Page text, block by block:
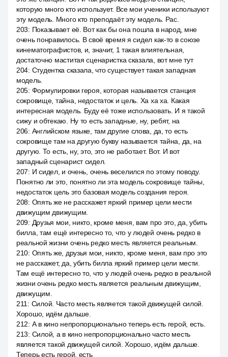
которую много кто использует. Все мои ученики используют
эту модель. Много кто преподаёт эту модель. Рас.
203: Показывает её. Вот как бы она пошла в народ, мне
очень понравилось. В своё время я сидел как-то в союзе
кинематографистов, и, значит, 1 такая влиятельная,
достаточно маститая сценаристка сказала, вот мне тут
204: Студентка сказала, что существует такая западная
модель.
205: Формулировки героя, которая называется станция
сокровище, тайна, недостаток и цель. Ха ха ха. Какая
интересная модель. Буду её тоже использовать. И я такой
сижу и обтекаю. Ну то есть западные, ну, ребят, на
206: Английском языке, там другие слова, да, то есть
сокровище там на другую букву называется тайна, да, на
другую. То есть, ну, это, это не работает. Вот. И вот
западный сценарист сидел.
207: И сидел, и очень, очень веселился по этому поводу.
Понятно ли это, понятно ли эта модель сокровище тайны,
недостаток цель это базовая модель создания героя.
208: Опять же не расскажет яркий пример цели мести
движущим движущим.
209: Друзья мои, никто, кроме меня, вам про это, да, убить
билла, там ещё интересно то, что у людей очень редко в
реальной жизни очень редко месть является реальным.
210: Опять же, друзья мои, никто, кроме меня, вам про это
не расскажет, да, убить билла яркий пример цели мести.
Там ещё интересно то, что у людей очень редко в реальной
жизни очень редко месть является реальным движущим,
движущим.
211 : Силой. Часто месть является такой движущей силой.
Хорошо, идём дальше.
212: А в кино непропорционально теперь есть герой, есть.
213: Силой, а в кино непропорционально часто месть
является такой движущей силой. Хорошо, идём дальше.
Теперь есть герой, есть